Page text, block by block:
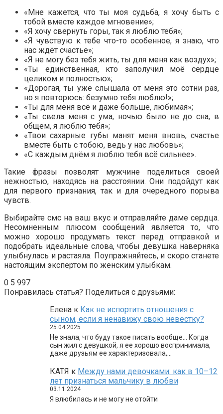
«Мне кажется, что ты моя судьба, я хочу быть с
тобой вместе каждое мгновение»;
«Я хочу свернуть горы, так я люблю тебя»;
«Я чувствую к тебе что-то особенное, я знаю, что
нас ждёт счастье»;
«Я не могу без тебя жить, ты для меня как воздух»;
«Ты единственная, кто заполучил моё сердце
целиком и полностью»;
«Дорогая, ты уже слышала от меня это сотни раз,
но я повторюсь: безумно тебя люблю!»;
«Ты для меня всё и даже больше, любимая»;
«Ты свела меня с ума, ночью было не до сна, в
общем, я люблю тебя»;
«Твои сахарные губы манят меня вновь, счастье
вместе быть с тобою, ведь у нас любовь»;
«С каждым днём я люблю тебя всё сильнее».
Такие фразы позволят мужчине поделиться своей
нежностью, находясь на расстоянии. Они подойдут как
для первого признания, так и для очередного порыва
чувств.
Выбирайте смс на ваш вкус и отправляйте даме сердца.
Несомненным плюсом сообщений является то, что
можно хорошо продумать текст перед отправкой и
подобрать идеальные слова, чтобы девушка наверняка
улыбнулась и растаяла. Поупражняйтесь, и скоро станете
настоящим экспертом по женским улыбкам.
0 5 997
Понравилась статья? Поделиться с друзьями:
Елена к Как не испортить отношения с
сыном, если я ненавижу свою невестку?
25.04.2025
Не знала, что буду такое писать вообще… Когда
сын жил с девушкой, я ее хорошо воспринимала,
даже друзьям ее характеризовала,…
КАТЯ к Между нами девочками: как в 10–12
лет признаться мальчику в любви
03.11.2024
Я влюбилась и не могу не отойти